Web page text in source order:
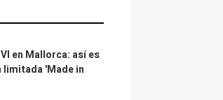
en Mallorca: así es
'Made in